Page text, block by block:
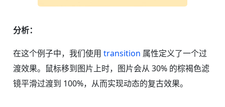
分析：
在这个例子中，我们使用 transition 属性定义了一个过
渡效果。鼠标移到图片上时，图片会从 30% 的棕褐色滤
镜平滑过渡到 100%，从而实现动态的复古效果。